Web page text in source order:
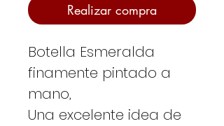
Realizar compra
Botella Esmeralda
finamente pintado a
mano,
Una excelente idea de